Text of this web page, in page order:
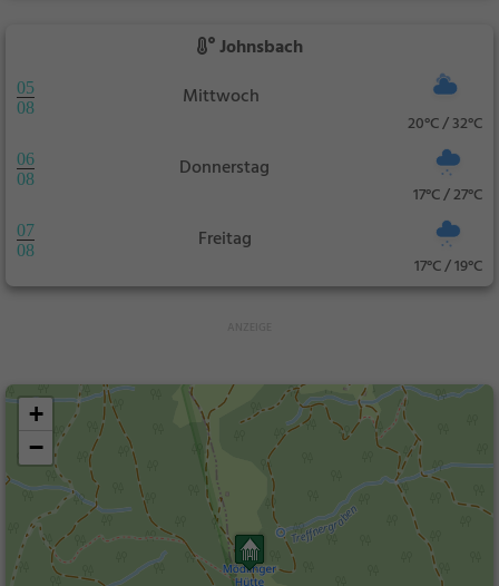
Johnsbach
05
08
Mittwoch
20°C / 32°C
06
08
Donnerstag
17°C / 27°C
07
08
Freitag
17°C / 19°C
+
−